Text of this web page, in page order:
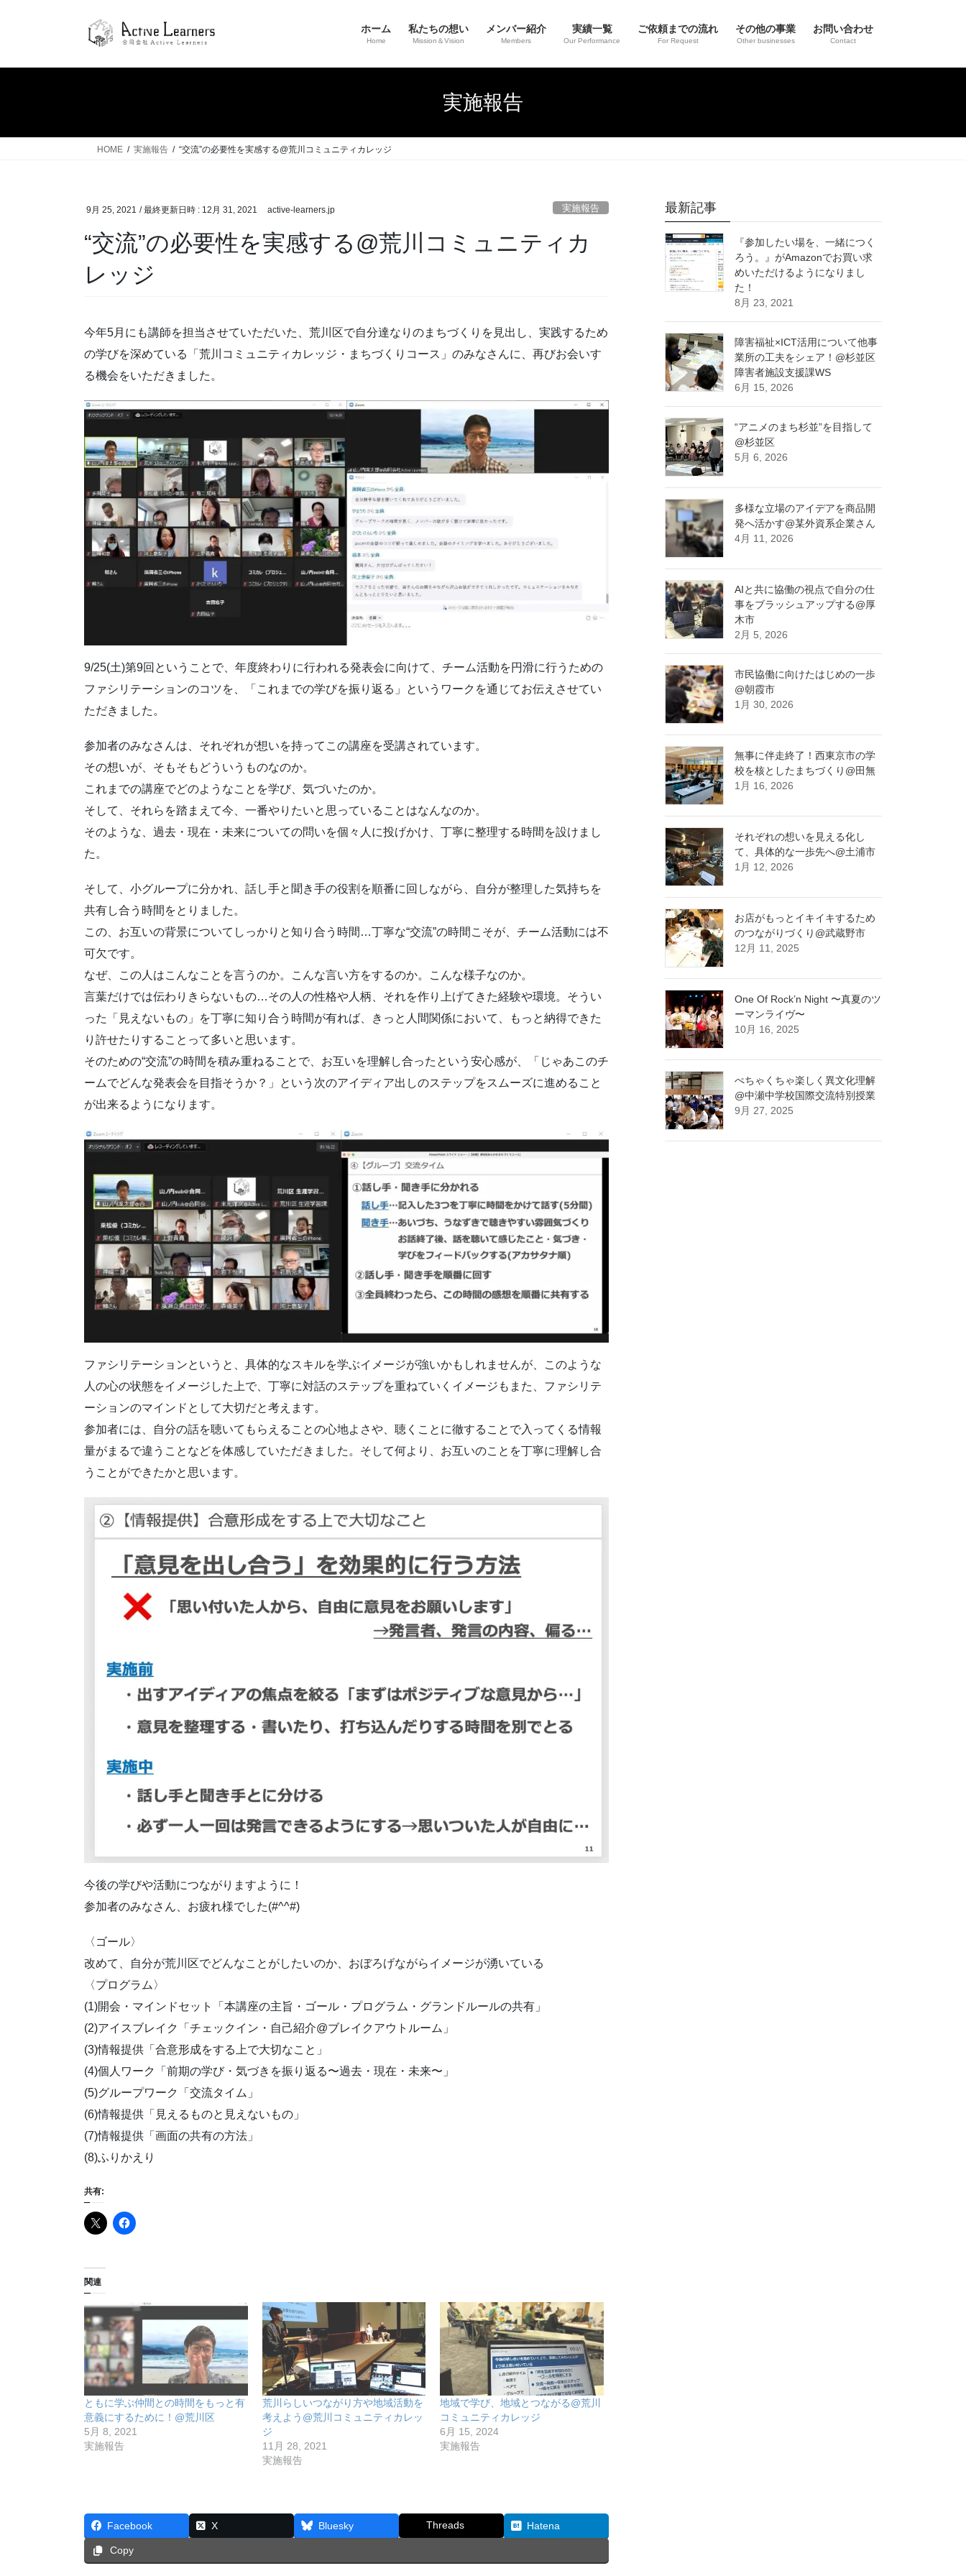
ホーム
Home
私たちの想い
Mission＆Vision
メンバー紹介
Members
実績一覧
Our Performance
ご依頼までの流れ
For Request
その他の事業
Other businesses
お問い合わせ
Contact
実施報告
HOME 実施報告 “交流”の必要性を実感する@荒川コミュニティカレッジ
9月 25, 2021 / 最終更新日時 : 12月 31, 2021 active-learners.jp 実施報告
“交流”の必要性を実感する@荒川コミュニティカ
レッジ
今年5月にも講師を担当させていただいた、荒川区で自分達なりのまちづくりを見出し、実践するため
の学びを深めている「荒川コミュニティカレッジ・まちづくりコース」のみなさんに、再びお会いす
る機会をいただきました。
9/25(土)第9回ということで、年度終わりに行われる発表会に向けて、チーム活動を円滑に行うための
ファシリテーションのコツを、「これまでの学びを振り返る」というワークを通じてお伝えさせてい
ただきました。
参加者のみなさんは、それぞれが想いを持ってこの講座を受講されています。
その想いが、そもそもどういうものなのか。
これまでの講座でどのようなことを学び、気づいたのか。
そして、それらを踏まえて今、一番やりたいと思っていることはなんなのか。
そのような、過去・現在・未来についての問いを個々人に投げかけ、丁寧に整理する時間を設けまし
た。
そして、小グループに分かれ、話し手と聞き手の役割を順番に回しながら、自分が整理した気持ちを
共有し合う時間をとりました。
この、お互いの背景についてしっかりと知り合う時間…丁寧な“交流”の時間こそが、チーム活動には不
可欠です。
なぜ、この人はこんなことを言うのか。こんな言い方をするのか。こんな様子なのか。
言葉だけでは伝わりきらないもの…その人の性格や人柄、それを作り上げてきた経験や環境。そうい
った「見えないもの」を丁寧に知り合う時間が有れば、きっと人間関係において、もっと納得できた
り許せたりすることって多いと思います。
そのための“交流”の時間を積み重ねることで、お互いを理解し合ったという安心感が、「じゃあこのチ
ームでどんな発表会を目指そうか？」という次のアイディア出しのステップをスムーズに進めること
が出来るようになります。
ファシリテーションというと、具体的なスキルを学ぶイメージが強いかもしれませんが、このような
人の心の状態をイメージした上で、丁寧に対話のステップを重ねていくイメージもまた、ファシリテ
ーションのマインドとして大切だと考えます。
参加者には、自分の話を聴いてもらえることの心地よさや、聴くことに徹することで入ってくる情報
量がまるで違うことなどを体感していただきました。そして何より、お互いのことを丁寧に理解し合
うことができたかと思います。
今後の学びや活動につながりますように！
参加者のみなさん、お疲れ様でした(#^^#)
〈ゴール〉
改めて、自分が荒川区でどんなことがしたいのか、おぼろげながらイメージが湧いている
〈プログラム〉
(1)開会・マインドセット「本講座の主旨・ゴール・プログラム・グランドルールの共有」
(2)アイスブレイク「チェックイン・自己紹介@ブレイクアウトルーム」
(3)情報提供「合意形成をする上で大切なこと」
(4)個人ワーク「前期の学び・気づきを振り返る〜過去・現在・未来〜」
(5)グループワーク「交流タイム」
(6)情報提供「見えるものと見えないもの」
(7)情報提供「画面の共有の方法」
(8)ふりかえり
共有:
関連
ともに学ぶ仲間との時間をもっと有
意義にするために！@荒川区
5月 8, 2021
実施報告
荒川らしいつながり方や地域活動を
考えよう@荒川コミュニティカレッ
ジ
11月 28, 2021
実施報告
地域で学び、地域とつながる@荒川
コミュニティカレッジ
6月 15, 2024
実施報告
Facebook X Bluesky Threads Hatena
Copy
最新記事
『参加したい場を、一緒につく
ろう。』がAmazonでお買い求
めいただけるようになりまし
た！
8月 23, 2021
障害福祉×ICT活用について他事
業所の工夫をシェア！@杉並区
障害者施設支援課WS
6月 15, 2026
“アニメのまち杉並”を目指して
@杉並区
5月 6, 2026
多様な立場のアイデアを商品開
発へ活かす@某外資系企業さん
4月 11, 2026
AIと共に協働の視点で自分の仕
事をブラッシュアップする@厚
木市
2月 5, 2026
市民協働に向けたはじめの一歩
@朝霞市
1月 30, 2026
無事に伴走終了！西東京市の学
校を核としたまちづくり@田無
1月 16, 2026
それぞれの想いを見える化し
て、具体的な一歩先へ@土浦市
1月 12, 2026
お店がもっとイキイキするため
のつながりづくり@武蔵野市
12月 11, 2025
One Of Rock’n Night 〜真夏のツ
ーマンライヴ〜
10月 16, 2025
ぺちゃくちゃ楽しく異文化理解
@中瀬中学校国際交流特別授業
9月 27, 2025